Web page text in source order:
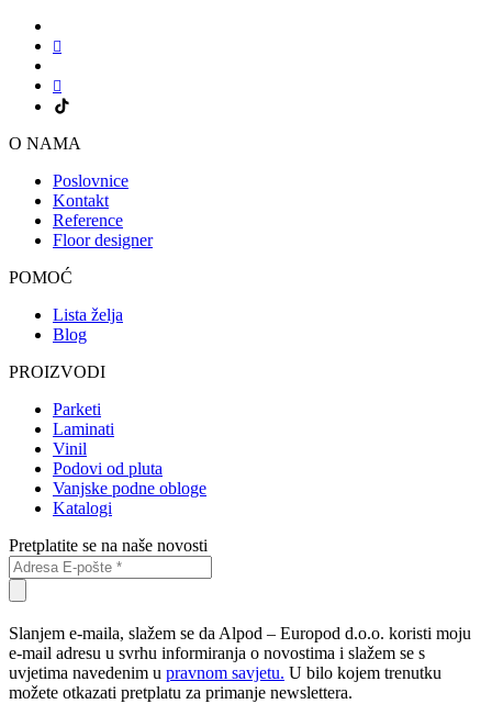
O NAMA
Poslovnice
Kontakt
Reference
Floor designer
POMOĆ
Lista želja
Blog
PROIZVODI
Parketi
Laminati
Vinil
Podovi od pluta
Vanjske podne obloge
Katalogi
Pretplatite se na naše novosti
Slanjem e-maila, slažem se da Alpod – Europod d.o.o. koristi moju
e-mail adresu u svrhu informiranja o novostima i slažem se s
uvjetima navedenim u pravnom savjetu. U bilo kojem trenutku
možete otkazati pretplatu za primanje newslettera.